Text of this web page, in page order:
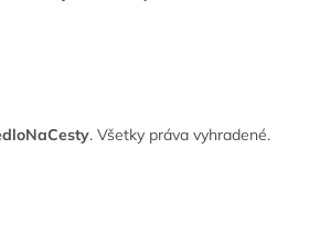
. Všetky práva vyhradené.